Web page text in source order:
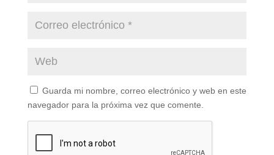
Guarda mi nombre, correo electrónico y web en este
navegador para la próxima vez que comente.